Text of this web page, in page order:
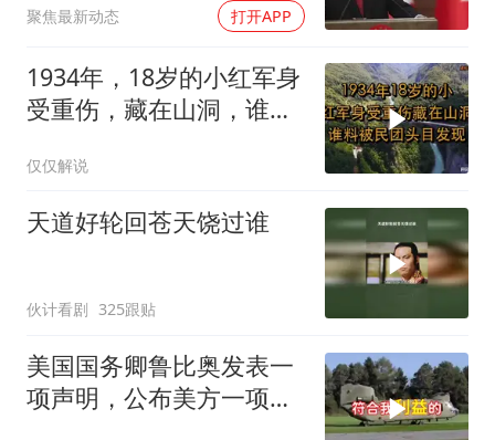
聚焦最新动态 打开APP
1934年，18岁的小红军身
受重伤，藏在山洞，谁料
仅仅解说
天道好轮回苍天饶过谁
伙计看剧 325跟贴
美国国务卿鲁比奥发表一
项声明，公布美方一项重